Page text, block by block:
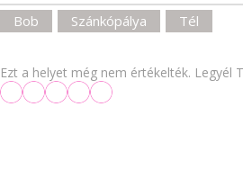
Bob Szánkópálya Tél
Ezt a helyet még nem értékelték. Legyél